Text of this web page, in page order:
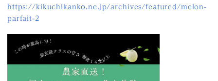
https://kikuchikanko.ne.jp/archives/featured/melon-
parfait-2